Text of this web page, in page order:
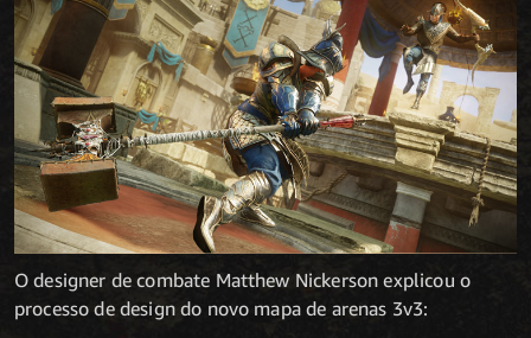
O designer de combate Matthew Nickerson explicou o
processo de design do novo mapa de arenas 3v3: